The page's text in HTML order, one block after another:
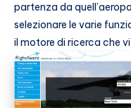
partenza da
selezionare le varie
il motore di ricerca che